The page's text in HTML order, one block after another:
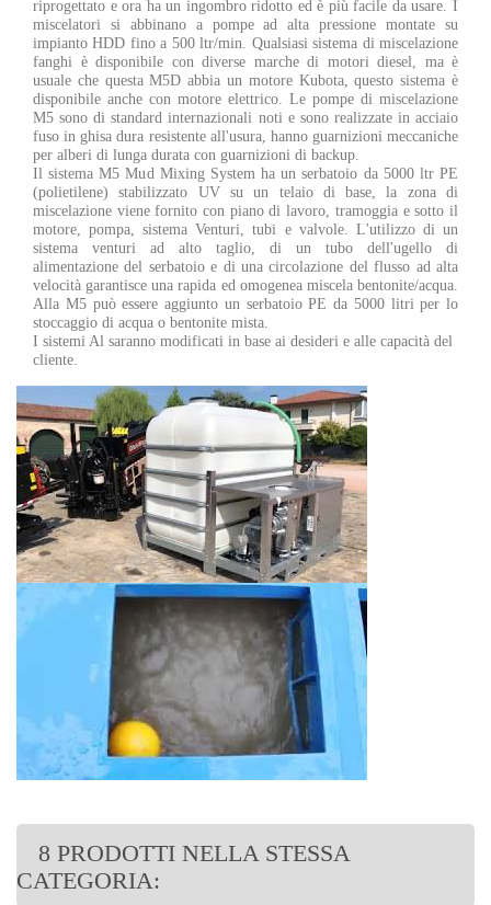
riprogettato e ora ha un ingombro ridotto ed è più facile da usare. I
miscelatori si abbinano a pompe ad alta pressione montate su
impianto HDD fino a 500 ltr/min. Qualsiasi sistema di miscelazione
fanghi è disponibile con diverse marche di motori diesel, ma è
usuale che questa M5D abbia un motore Kubota, questo sistema è
disponibile anche con motore elettrico. Le pompe di miscelazione
M5 sono di standard internazionali noti e sono realizzate in acciaio
fuso in ghisa dura resistente all'usura, hanno guarnizioni meccaniche
per alberi di lunga durata con guarnizioni di backup.
Il sistema M5 Mud Mixing System ha un serbatoio da 5000 ltr PE
(polietilene) stabilizzato UV su un telaio di base, la zona di
miscelazione viene fornito con piano di lavoro, tramoggia e sotto il
motore, pompa, sistema Venturi, tubi e valvole. L'utilizzo di un
sistema venturi ad alto taglio, di un tubo dell'ugello di
alimentazione del serbatoio e di una circolazione del flusso ad alta
velocità garantisce una rapida ed omogenea miscela bentonite/acqua.
Alla M5 può essere aggiunto un serbatoio PE da 5000 litri per lo
stoccaggio di acqua o bentonite mista.
I sistemi Al saranno modificati in base ai desideri e alle capacità del
cliente.
8 PRODOTTI NELLA STESSA
CATEGORIA: